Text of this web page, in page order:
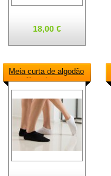
18,00 €
Meia curta de algodão
com fibra de prata